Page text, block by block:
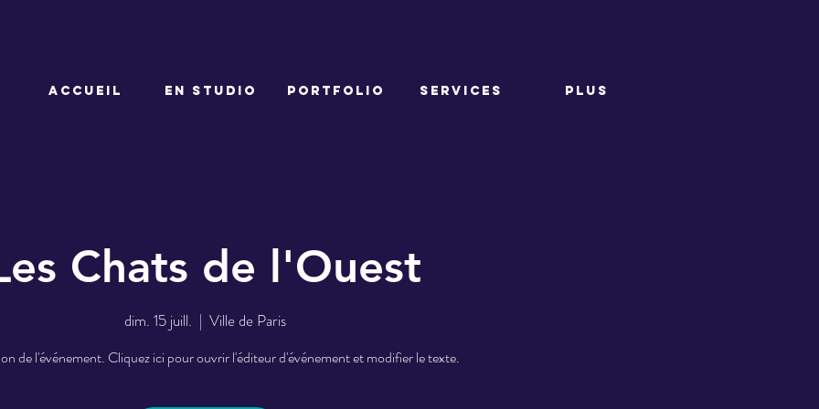
ACCUEIL EN STUDIO PORTFOLIO SERVICES PLUS
Chats de l'Ouest
dim. 15 juill.
  |
Ville de Paris
de l'événement. Cliquez ici pour ouvrir l'éditeur d'événement et modifier le texte.